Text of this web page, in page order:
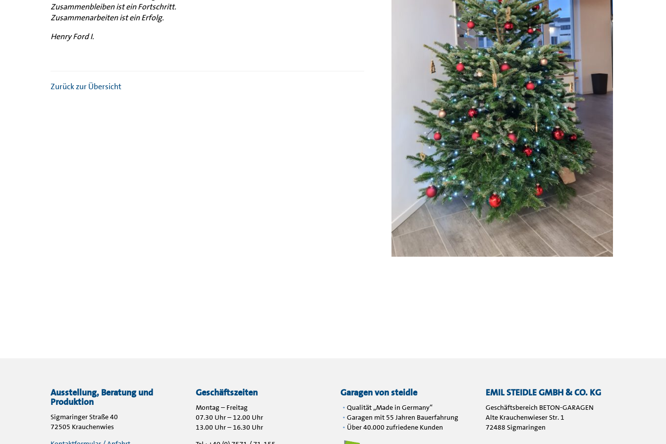
Zusammenbleiben ist ein Fortschritt.
Zusammenarbeiten ist ein Erfolg.
Henry Ford I.
Zurück zur Übersicht
Ausstellung, Beratung und
Produktion
Sigmaringer Straße 40
72505 Krauchenwies
Geschäftszeiten
Montag – Freitag
07.30 Uhr – 12.00 Uhr
13.00 Uhr – 16.30 Uhr
Garagen von steidle
Qualität „Made in Germany“
Garagen mit 55 Jahren Bauerfahrung
Über 40.000 zufriedene Kunden
EMIL STEIDLE GMBH & CO. KG
Geschäftsbereich BETON-GARAGEN
Alte Krauchenwieser Str. 1
72488 Sigmaringen